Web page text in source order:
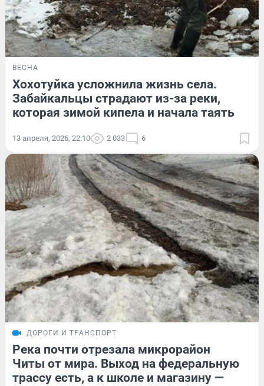
ВЕСНА
Хохотуйка усложнила жизнь села.
Забайкальцы страдают из-за реки,
которая зимой кипела и начала таять
13 апреля, 2026, 22:10 2 033 6
ДОРОГИ И ТРАНСПОРТ
Река почти отрезала микрорайон
Читы от мира. Выход на федеральную
трассу есть, а к школе и магазину —